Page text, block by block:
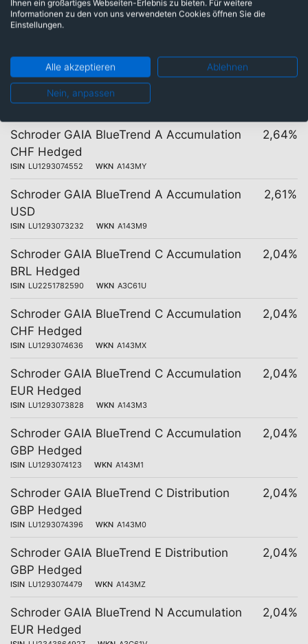
Gleicher Fonds mit
unterschiedlichen Kosten
12 Tranchen
Schroder GAIA BlueTrend A Accumulation
CHF Hedged
ISIN LU1293074552 WKN A143MY
2,64%
Schroder GAIA BlueTrend A Accumulation
USD
ISIN LU1293073232 WKN A143M9
2,61%
Schroder GAIA BlueTrend C Accumulation
BRL Hedged
ISIN LU2251782590 WKN A3C61U
2,04%
Schroder GAIA BlueTrend C Accumulation
CHF Hedged
ISIN LU1293074636 WKN A143MX
2,04%
Schroder GAIA BlueTrend C Accumulation
EUR Hedged
ISIN LU1293073828 WKN A143M3
2,04%
Schroder GAIA BlueTrend C Accumulation
GBP Hedged
ISIN LU1293074123 WKN A143M1
2,04%
Schroder GAIA BlueTrend C Distribution
GBP Hedged
ISIN LU1293074396 WKN A143M0
2,04%
Schroder GAIA BlueTrend E Distribution
GBP Hedged
ISIN LU1293074479 WKN A143MZ
2,04%
Schroder GAIA BlueTrend N Accumulation
EUR Hedged
2,04%
Ihnen ein großartiges Webseiten-Erlebnis zu bieten. Für weitere
Informationen zu den von uns verwendeten Cookies öffnen Sie die
Einstellungen.
Alle akzeptieren Ablehnen
Nein, anpassen